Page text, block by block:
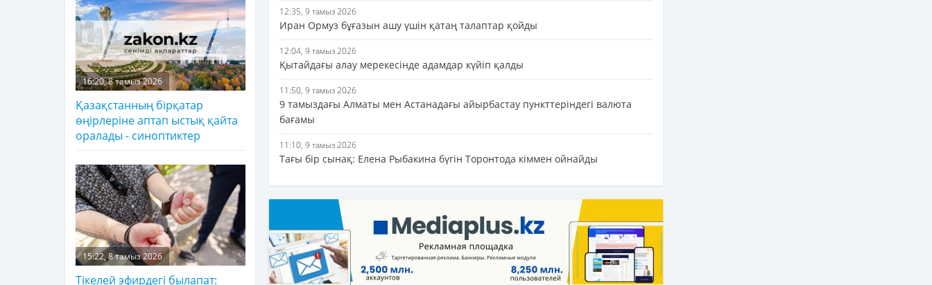
12:35, 9 тамыз 2026
Иран Ормуз бұғазын ашу үшін қатаң талаптар қойды
12:04, 9 тамыз 2026
Қытайдағы алау мерекесінде адамдар күйіп қалды
11:50, 9 тамыз 2026
9 тамыздағы Алматы мен Астанадағы айырбастау пункттеріндегі валюта
бағамы
11:10, 9 тамыз 2026
Тағы бір сынақ: Елена Рыбакина бүгін Торонтода кіммен ойнайды
16:20, 8 тамыз 2026
Қазақстанның бірқатар
өңірлеріне аптап ыстық қайта
оралады - синоптиктер
15:22, 8 тамыз 2026
Тікелей эфирдегі былапат: